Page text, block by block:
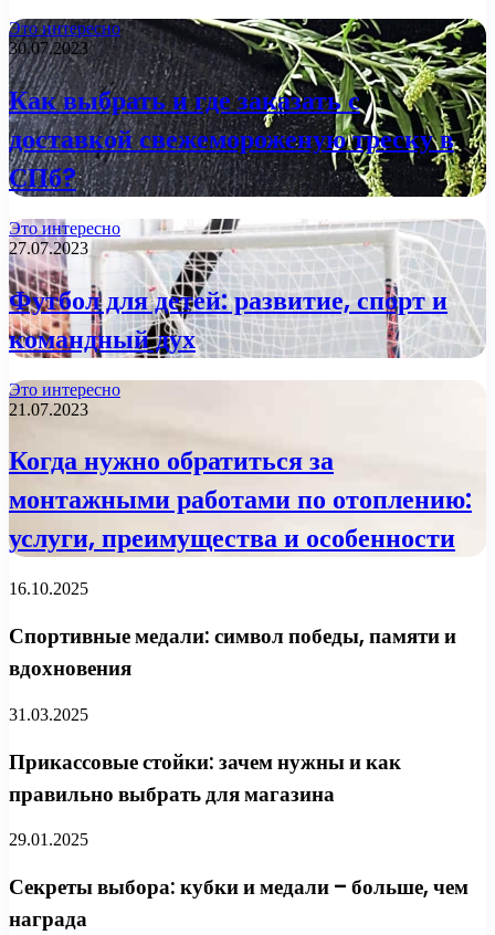
Это интересно
30.07.2023
Как выбрать и где заказать с
доставкой свежемороженую треску в
СПб?
Это интересно
27.07.2023
Футбол для детей: развитие, спорт и
командный дух
Это интересно
21.07.2023
Когда нужно обратиться за
монтажными работами по отоплению:
услуги, преимущества и особенности
16.10.2025
Спортивные медали: символ победы, памяти и
вдохновения
31.03.2025
Прикассовые стойки: зачем нужны и как
правильно выбрать для магазина
29.01.2025
Секреты выбора: кубки и медали – больше, чем
награда